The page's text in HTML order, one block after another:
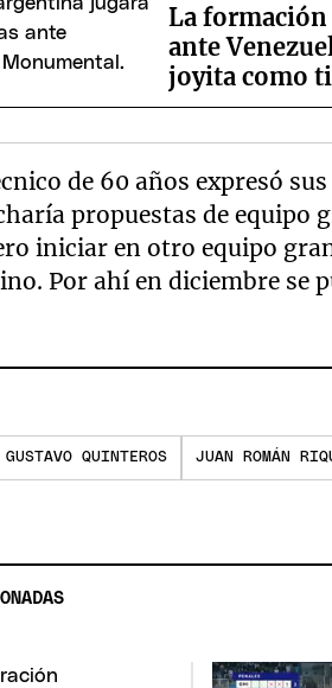
La formación
ante
joyita como
de 60 años expresó
propuestas de equipo
iniciar en otro equipo
Por ahí en diciembre se
GUSTAVO QUINTEROS JUAN ROMÁN